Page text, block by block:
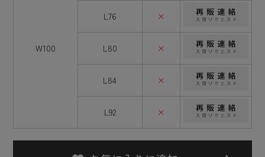
W100
L76 ×
L80 ×
L84 ×
L92 ×